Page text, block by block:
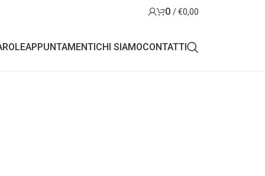
0 /€0,00
APPUNTAMENTICHI SIAMOCONTATTI